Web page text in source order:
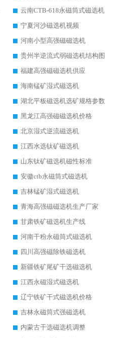
云南CTB-618永磁筒式磁选机
宁夏河沙磁选机视频
河南小型高强磁磁选机
贵州半逆流式弱磁选机结构图
福建高强磁磁选机供应
海南锰矿湿式磁选机
湖北平板磁选机选矿规格参数
黑龙江高强磁磁选机价格
北京湿式逆流磁选机
江西水选钛矿磁选机
山东钛矿磁选机磁性标准
安徽ctb永磁筒式磁选机
吉林锰矿湿式磁选机
青海高强磁磁选机生产厂家
甘肃铁矿磁选机生产线
河南干粉永磁筒式磁选机
四川高强磁除铁磁选机
新疆铁矿尾矿干选磁选机
江西永磁湿式磁选机
辽宁铁矿干式磁选机价格
吉林永磁筒式强磁选机
内蒙古干选磁选机调整